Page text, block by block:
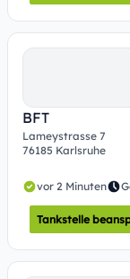
BFT
Lameystrasse 7
76185 Karlsruhe
vor 2 Minuten
Tankstelle